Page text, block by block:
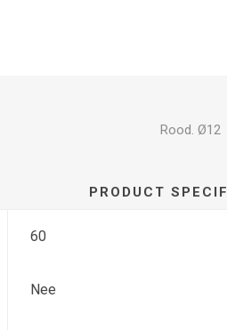
Rood. Ø12
PRODUCT
60
Nee